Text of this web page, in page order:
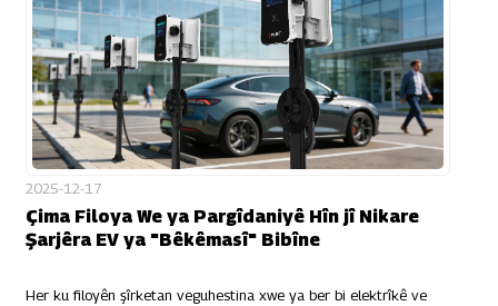
2025-12-17
Çima Filoya We ya Pargîdaniyê Hîn jî Nikare
Şarjêra EV ya "Bêkêmasî" Bibîne
Her ku filoyên şîrketan veguhestina xwe ya ber bi elektrîkê ve